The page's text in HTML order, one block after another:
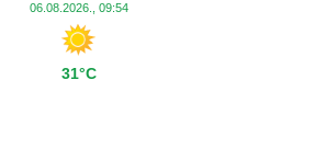
06.08.2026., 09:54
31°C